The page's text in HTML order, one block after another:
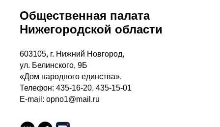
Общественная палата
Нижегородской области
603105, г. Нижний Новгород,
ул. Белинского, 9Б
«Дом народного единства».
Телефон: 435-16-20, 435-15-01
E-mail: opno1@mail.ru